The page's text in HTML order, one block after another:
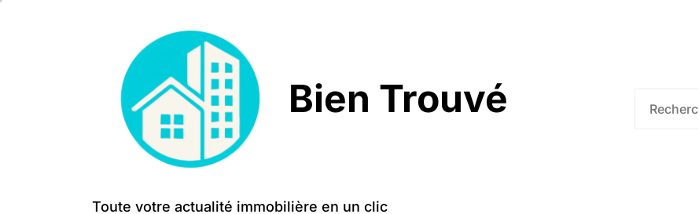
Bien
Trouvé
Bien Trouvé
Toute votre actualité immobilière en un clic